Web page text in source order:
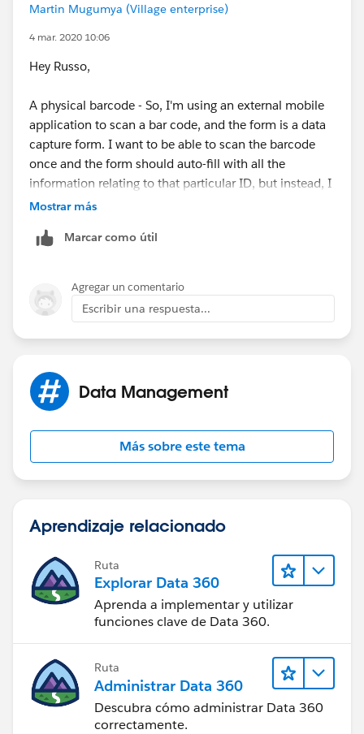
Martin Mugumya (Village enterprise)
4 mar. 2020 10:06
Hey Russo,
A physical barcode - So, I'm using an external mobile
application to scan a bar code, and the form is a data
capture form. I want to be able to scan the barcode
once and the form should auto-fill with all the
information relating to that particular ID, but instead, I
have to use two IDs for two objects (Business group
Mostrar más
Marcar como útil
Agregar un comentario
Escribir una respuesta...
Data Management
Más sobre este tema
Aprendizaje relacionado
Ruta
Explorar Data 360
Aprenda a implementar y utilizar
funciones clave de Data 360.
Ruta
Administrar Data 360
Descubra cómo administrar Data 360
correctamente.